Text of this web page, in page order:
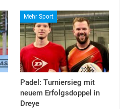
Mehr Sport
Padel: Turniersieg mit
neuem Erfolgsdoppel in
Dreye